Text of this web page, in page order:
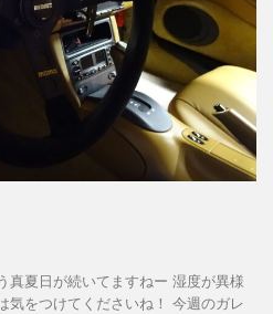
真夏日が続いてますねー 湿度が異様
気をつけてくださいね！ 今週のガレ